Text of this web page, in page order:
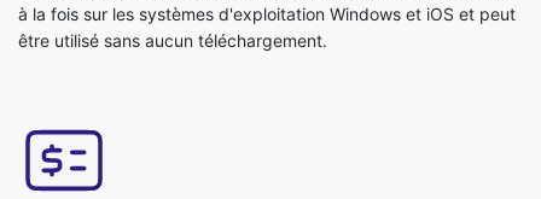
à la fois sur les systèmes d'exploitation Windows et iOS et peut
être utilisé sans aucun téléchargement.